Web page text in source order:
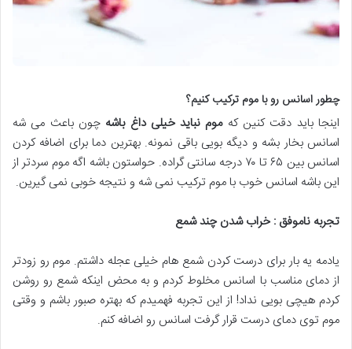
چطور اسانس رو با موم ترکیب کنیم؟
اینجا باید دقت کنین کهموم نباید خیلی داغ باشه چون باعث می شه
اسانس بخار بشه و دیگه بویی باقی نمونه. بهترین دما برای اضافه کردن
اسانس بین ۶۵ تا ۷۰ درجه سانتی گراده. حواستون باشه اگه موم سردتر از
این باشه اسانس خوب با موم ترکیب نمی شه و نتیجه خوبی نمی گیرین.
تجربه ناموفق : خراب شدن چند شمع
یادمه یه بار برای درست کردن شمع هام خیلی عجله داشتم. موم رو زودتر
از دمای مناسب با اسانس مخلوط کردم و به محض اینکه شمع رو روشن
کردم هیچی بویی نداد! از این تجربه فهمیدم که بهتره صبور باشم و وقتی
موم توی دمای درست قرار گرفت اسانس رو اضافه کنم.